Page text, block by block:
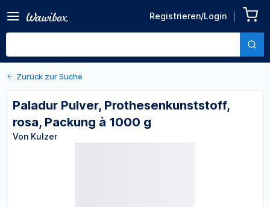
Registrieren/Login
Prothesenkunststoff, rosa,
Packung à 1000 g
Von Kulzer
Zurück zu den Produktdetails
Zurück zur Suche
Paladur Pulver, Prothesenkunststoff,
rosa, Packung à 1000 g
Von Kulzer